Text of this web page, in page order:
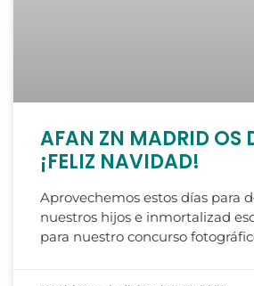
AFAN ZN MADRID OS
¡FELIZ NAVIDAD!
Aprovechemos estos días para
nuestros hijos e inmortalizad
para nuestro concurso